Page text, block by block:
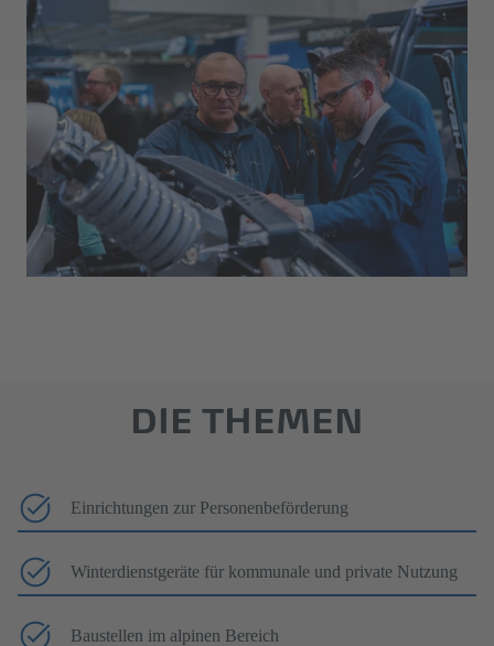
DIE THEMEN
Einrichtungen zur Personenbeförderung
Winterdienstgeräte für kommunale und private Nutzung
Baustellen im alpinen Bereich